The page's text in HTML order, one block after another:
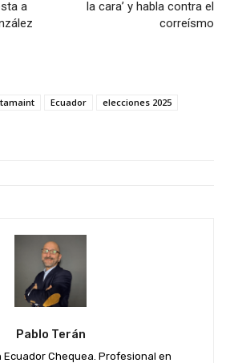
a
la cara’ y habla contra el
correísmo
Ecuador
elecciones 2025
Pablo Terán
Ecuador Chequea. Profesional en